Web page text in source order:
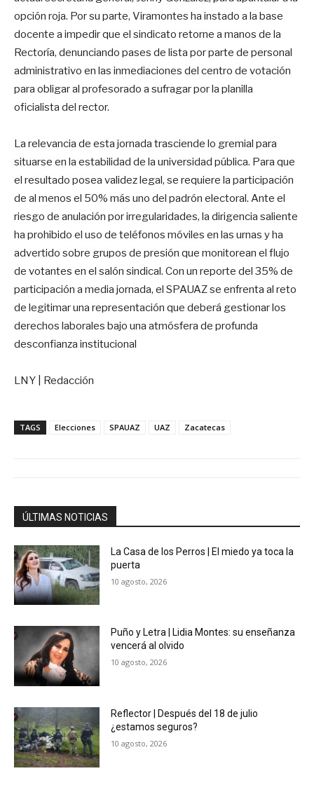
opción roja. Por su parte, Viramontes ha instado a la base
docente a impedir que el sindicato retorne a manos de la
Rectoría, denunciando pases de lista por parte de personal
administrativo en las inmediaciones del centro de votación
para obligar al profesorado a sufragar por la planilla
oficialista del rector.
La relevancia de esta jornada trasciende lo gremial para
situarse en la estabilidad de la universidad pública. Para que
el resultado posea validez legal, se requiere la participación
de al menos el 50% más uno del padrón electoral. Ante el
riesgo de anulación por irregularidades, la dirigencia saliente
ha prohibido el uso de teléfonos móviles en las urnas y ha
advertido sobre grupos de presión que monitorean el flujo
de votantes en el salón sindical. Con un reporte del 35% de
participación a media jornada, el SPAUAZ se enfrenta al reto
de legitimar una representación que deberá gestionar los
derechos laborales bajo una atmósfera de profunda
desconfianza institucional
LNY | Redacción
TAGS Elecciones SPAUAZ UAZ Zacatecas
ÚLTIMAS NOTICIAS
La Casa de los Perros | El miedo ya toca la
puerta
10 agosto, 2026
Puño y Letra | Lidia Montes: su enseñanza
vencerá al olvido
10 agosto, 2026
Reflector | Después del 18 de julio
¿estamos seguros?
10 agosto, 2026